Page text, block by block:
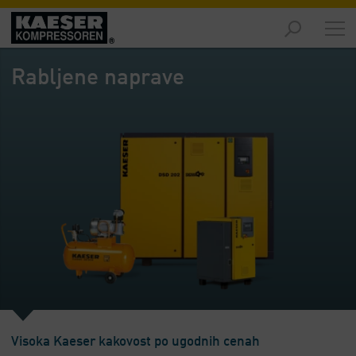
Izdelki
-
Pregled
Rabljene naprave
Visoka Kaeser kakovost po ugodnih cenah